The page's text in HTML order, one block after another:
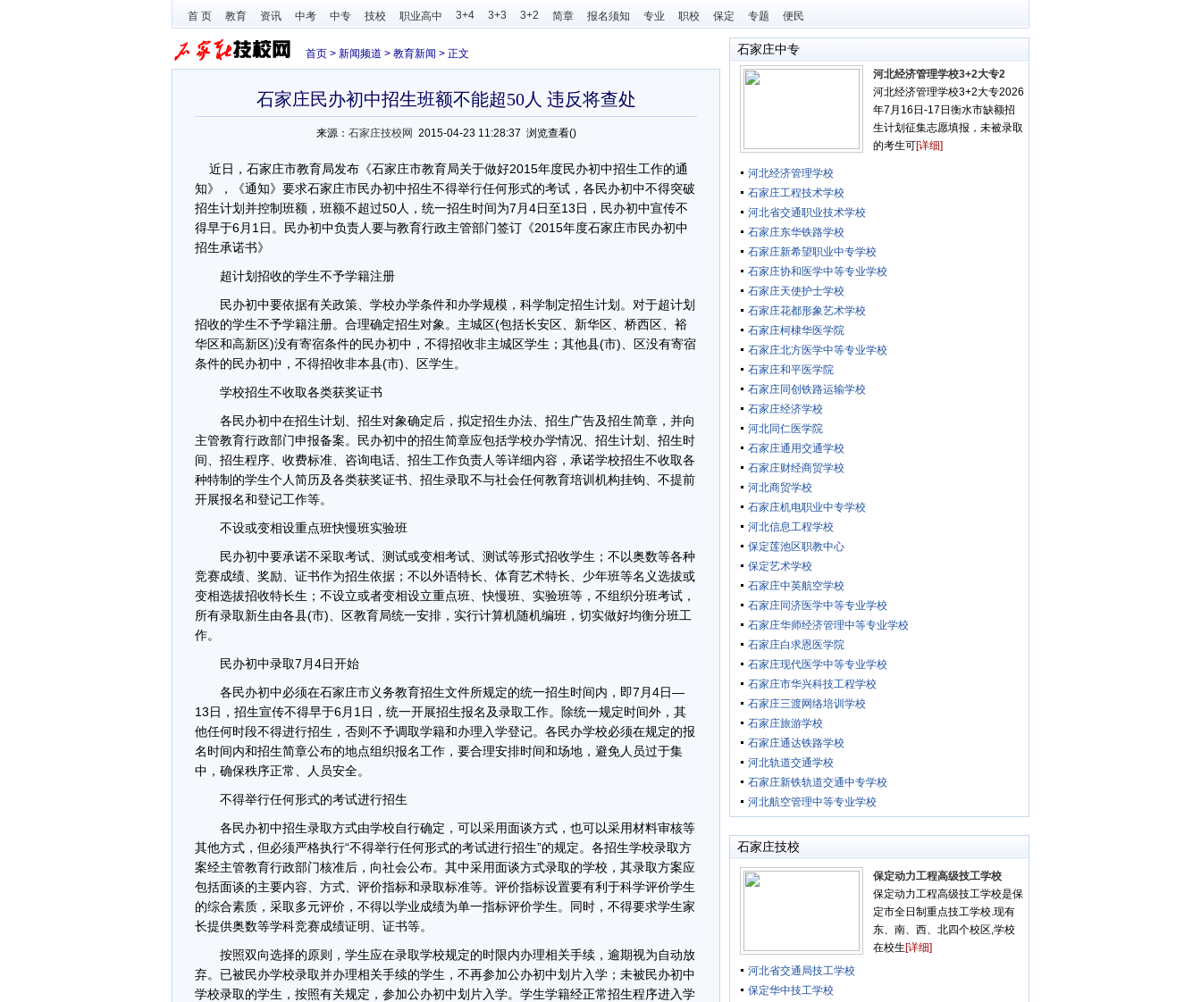
首 页 教育 资讯 中考 中专 技校 职业高中 3+4 3+3 3+2 简章 报名须知 专业 职校 保定 专题 便民
首页 > 新闻频道 > 教育新闻 > 正文
石家庄民办初中招生班额不能超50人 违反将查处
来源： 石家庄技校网 2015-04-23 11:28:37 浏览查看()
近日，石家庄市教育局发布《石家庄市教育局关于做好2015年度民办初中招生工作的通
知》，《通知》要求石家庄市民办初中招生不得举行任何形式的考试，各民办初中不得突破
招生计划并控制班额，班额不超过50人，统一招生时间为7月4日至13日，民办初中宣传不
得早于6月1日。民办初中负责人要与教育行政主管部门签订《2015年度石家庄市民办初中
招生承诺书》
超计划招收的学生不予学籍注册
民办初中要依据有关政策、学校办学条件和办学规模，科学制定招生计划。对于超计划
招收的学生不予学籍注册。合理确定招生对象。主城区(包括长安区、新华区、桥西区、裕
华区和高新区)没有寄宿条件的民办初中，不得招收非主城区学生；其他县(市)、区没有寄宿
条件的民办初中，不得招收非本县(市)、区学生。
学校招生不收取各类获奖证书
各民办初中在招生计划、招生对象确定后，拟定招生办法、招生广告及招生简章，并向
主管教育行政部门申报备案。民办初中的招生简章应包括学校办学情况、招生计划、招生时
间、招生程序、收费标准、咨询电话、招生工作负责人等详细内容，承诺学校招生不收取各
种特制的学生个人简历及各类获奖证书、招生录取不与社会任何教育培训机构挂钩、不提前
开展报名和登记工作等。
不设或变相设重点班快慢班实验班
民办初中要承诺不采取考试、测试或变相考试、测试等形式招收学生；不以奥数等各种
竞赛成绩、奖励、证书作为招生依据；不以外语特长、体育艺术特长、少年班等名义选拔或
变相选拔招收特长生；不设立或者变相设立重点班、快慢班、实验班等，不组织分班考试，
所有录取新生由各县(市)、区教育局统一安排，实行计算机随机编班，切实做好均衡分班工
作。
民办初中录取7月4日开始
各民办初中必须在石家庄市义务教育招生文件所规定的统一招生时间内，即7月4日—
13日，招生宣传不得早于6月1日，统一开展招生报名及录取工作。除统一规定时间外，其
他任何时段不得进行招生，否则不予调取学籍和办理入学登记。各民办学校必须在规定的报
名时间内和招生简章公布的地点组织报名工作，要合理安排时间和场地，避免人员过于集
中，确保秩序正常、人员安全。
不得举行任何形式的考试进行招生
各民办初中招生录取方式由学校自行确定，可以采用面谈方式，也可以采用材料审核等
其他方式，但必须严格执行“不得举行任何形式的考试进行招生”的规定。各招生学校录取方
案经主管教育行政部门核准后，向社会公布。其中采用面谈方式录取的学校，其录取方案应
包括面谈的主要内容、方式、评价指标和录取标准等。评价指标设置要有利于科学评价学生
的综合素质，采取多元评价，不得以学业成绩为单一指标评价学生。同时，不得要求学生家
长提供奥数等学科竞赛成绩证明、证书等。
按照双向选择的原则，学生应在录取学校规定的时限内办理相关手续，逾期视为自动放
弃。已被民办学校录取并办理相关手续的学生，不再参加公办初中划片入学；未被民办初中
学校录取的学生，按照有关规定，参加公办初中划片入学。学生学籍经正常招生程序进入学
石家庄中专
河北经济管理学校3+2大专2
河北经济管理学校3+2大专2026
年7月16日-17日衡水市缺额招
生计划征集志愿填报，未被录取
的考生可[详细]
河北经济管理学校
石家庄工程技术学校
河北省交通职业技术学校
石家庄东华铁路学校
石家庄新希望职业中专学校
石家庄协和医学中等专业学校
石家庄天使护士学校
石家庄花都形象艺术学校
石家庄柯棣华医学院
石家庄北方医学中等专业学校
石家庄和平医学院
石家庄同创铁路运输学校
石家庄经济学校
河北同仁医学院
石家庄通用交通学校
石家庄财经商贸学校
河北商贸学校
石家庄机电职业中专学校
河北信息工程学校
保定莲池区职教中心
保定艺术学校
石家庄中英航空学校
石家庄同济医学中等专业学校
石家庄华师经济管理中等专业学校
石家庄白求恩医学院
石家庄现代医学中等专业学校
石家庄市华兴科技工程学校
石家庄三渡网络培训学校
石家庄旅游学校
石家庄通达铁路学校
河北轨道交通学校
石家庄新铁轨道交通中专学校
河北航空管理中等专业学校
石家庄技校
保定动力工程高级技工学校
保定动力工程高级技工学校是保
定市全日制重点技工学校.现有
东、南、西、北四个校区,学校
在校生[详细]
河北省交通局技工学校
保定华中技工学校